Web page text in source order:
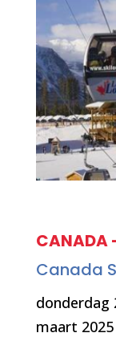
CANADA
Canada
donderdag
maart 2025